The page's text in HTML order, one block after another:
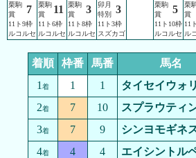
栗駒
賞
7
11ト9枠
ルコルセ
栗駒
賞
11
11ト6枠
ルコルセ
栗駒
賞
3
11ト8枠
ルコルセ
卯月
特別
3
11ト3枠
スズカゴ
栗駒
賞
5
11ト10枠
ルコルセ
栗
賞
11
ル
着順 枠番 馬番
馬名
1 着 1 1
タイセイウォ
2着 7 10
スプラウティ
3着 7 9
シンヨモギネ
4着 4 4
エイシントル